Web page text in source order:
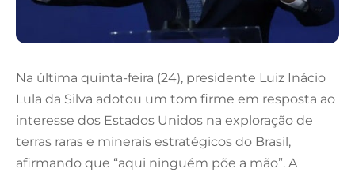
Na última quinta-feira (24), presidente Luiz Inácio
Lula da Silva adotou um tom firme em resposta ao
interesse dos Estados Unidos na exploração de
terras raras e minerais estratégicos do Brasil,
afirmando que “aqui ninguém põe a mão”. A